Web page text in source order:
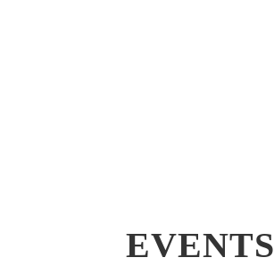
EVENTS